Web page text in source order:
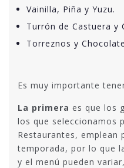
Vainilla, Piña y Yuzu.
Turrón de Castuera y
Torreznos y
Es muy importante
La primera es que los
los que seleccionamos
Restaurantes, emplean
temporada, por lo que
y el menú pueden